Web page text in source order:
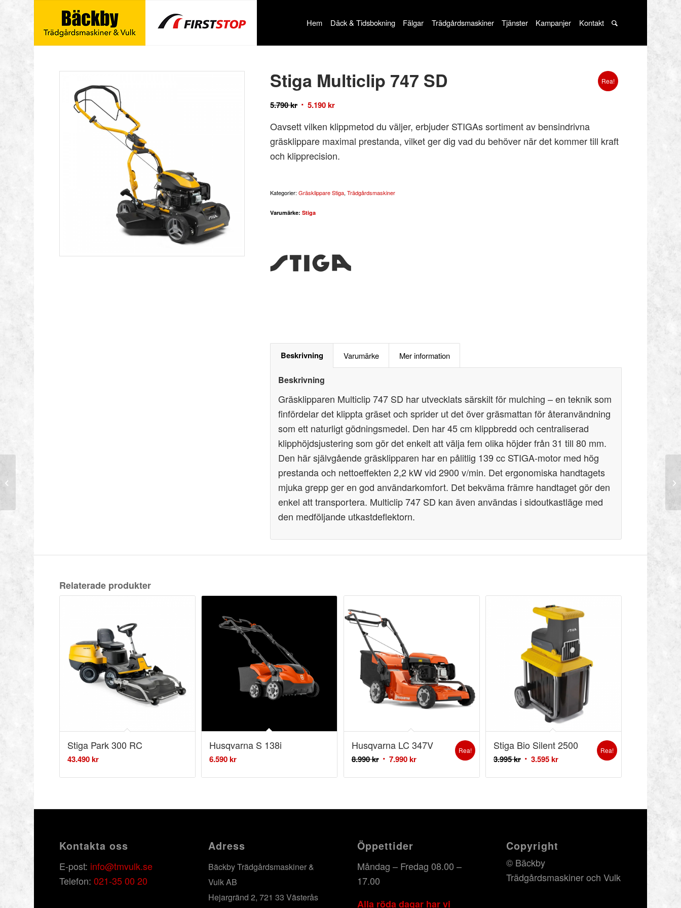
Hem Däck & Tidsbokning Fälgar Trädgårdsmaskiner Tjänster Kampanjer Kontakt
Rea!
Stiga Multiclip 747 SD
5.790kr 5.190kr
Oavsett vilken klippmetod du väljer, erbjuder STIGAs sortiment av bensindrivna
gräsklippare maximal prestanda, vilket ger dig vad du behöver när det kommer till kraft
och klipprecision.
Kategorier:Gräsklippare Stiga,Trädgårdsmaskiner
Varumärke:Stiga
Beskrivning Varumärke Mer information
Beskrivning
Gräsklipparen Multiclip 747 SD har utvecklats särskilt för mulching – en teknik som
finfördelar det klippta gräset och sprider ut det över gräsmattan för återanvändning
som ett naturligt gödningsmedel. Den har 45 cm klippbredd och centraliserad
klipphöjdsjustering som gör det enkelt att välja fem olika höjder från 31 till 80 mm.
Den här självgående gräsklipparen har en pålitlig 139 cc STIGA-motor med hög
prestanda och nettoeffekten 2,2 kW vid 2900 v/min. Det ergonomiska handtagets
mjuka grepp ger en god användarkomfort. Det bekväma främre handtaget gör den
enkel att transportera. Multiclip747 SD kan även användas i sidoutkastläge med
den medföljande utkastdeflektorn.
Relaterade produkter
Stiga Park 300 RC
43.490kr
Husqvarna S 138i
6.590kr
Husqvarna LC 347V
8.990kr 7.990kr
Rea! Stiga Bio Silent 2500
3.995kr 3.595kr
Rea!
Kontakta oss
E-post: info@tmvulk.se
Telefon:021-35 00 20
Adress
Bäckby Trädgårdsmaskiner &
Vulk AB
Hejargränd 2, 721 33 Västerås
Öppettider
Måndag – Fredag 08.00 –
17.00
Alla röda dagar har vi
Copyright
© Bäckby
Trädgårdsmaskiner och Vulk